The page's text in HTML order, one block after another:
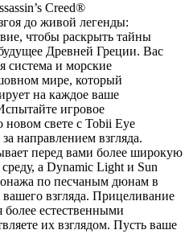
Creed®
до живой легенды:
чтобы раскрыть тайны
Древней Греции. Вас
система и морские
мире, который
на каждое ваше
игровое
новом свете с Tobii Eye
направлением взгляда.
перед вами более широкую
а Dynamic Light и Sun
по песчаным дюнам в
взгляда. Прицеливание
более естественными
их взглядом. Пусть ваше